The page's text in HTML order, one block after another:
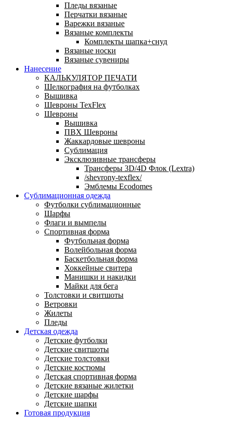
Пледы вязаные
Перчатки вязаные
Варежки вязаные
Вязаные комплекты
Комплекты шапка+снуд
Вязаные носки
Вязаные сувениры
Нанесение
КАЛЬКУЛЯТОР ПЕЧАТИ
Шелкография на футболках
Вышивка
Шевроны TexFlex
Шевроны
Вышивка
ПВХ Шевроны
Жаккардовые шевроны
Сублимация
Эксклюзивные трансферы
Трансферы 3D/4D Флок (Lextra)
/shevrony-texflex/
Эмблемы Ecodomes
Сублимационная одежда
Футболки сублимационные
Шарфы
Флаги и вымпелы
Спортивная форма
Футбольная форма
Волейбольная форма
Баскетбольная форма
Хоккейные свитера
Манишки и накидки
Майки для бега
Толстовки и свитшоты
Ветровки
Жилеты
Пледы
Детская одежда
Детские футболки
Детские свитшоты
Детские толстовки
Детские костюмы
Детская спортивная форма
Детские вязаные жилетки
Детские шарфы
Детские шапки
Готовая продукция